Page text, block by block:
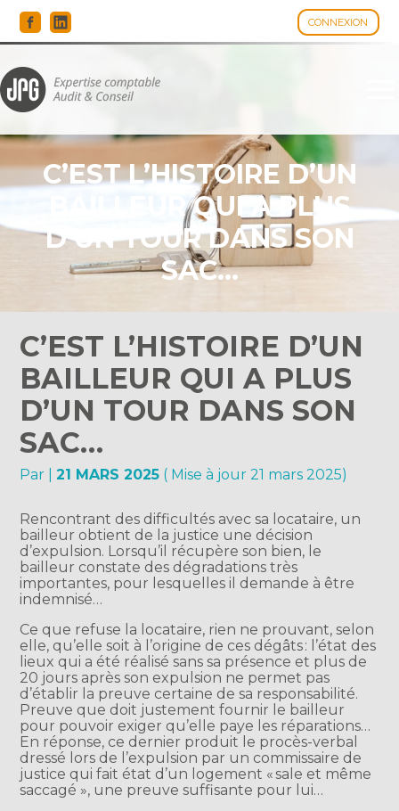
CONNEXION
Aller
au
C’EST L’HISTOIRE D’UN
BAILLEUR QUI A PLUS
D’UN TOUR DANS SON
SAC…
C’EST L’HISTOIRE D’UN
BAILLEUR QUI A PLUS
D’UN TOUR DANS SON
SAC…
Par |21 MARS 2025 ( Mise à jour 21 mars 2025)
Rencontrant des difficultés avec sa locataire, un
bailleur obtient de la justice une décision
d’expulsion. Lorsqu’il récupère son bien, le
bailleur constate des dégradations très
importantes, pour lesquelles il demande à être
indemnisé…
Ce que refuse la locataire, rien ne prouvant, selon
elle, qu’elle soit à l’origine de ces dégâts : l’état des
lieux qui a été réalisé sans sa présence et plus de
20 jours après son expulsion ne permet pas
d’établir la preuve certaine de sa responsabilité.
Preuve que doit justement fournir le bailleur
pour pouvoir exiger qu’elle paye les réparations…
En réponse, ce dernier produit le procès-verbal
dressé lors de l’expulsion par un commissaire de
justice qui fait état d’un logement « sale et même
saccagé », une preuve suffisante pour lui…